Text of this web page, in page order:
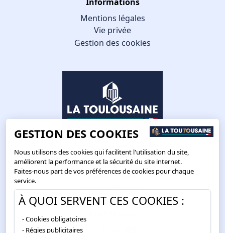
Informations
Mentions légales
Vie privée
Gestion des cookies
Route de Toulouse
CS57668 ESCALQUENS
31676 LABÈGE CEDEX
GESTION DES COOKIES
Nous utilisons des cookies qui facilitent l'utilisation du site,
améliorent la performance et la sécurité du site internet.
Faites-nous part de vos préférences de cookies pour chaque
service.
À QUOI SERVENT CES COOKIES :
Cookies obligatoires
Régies publicitaires